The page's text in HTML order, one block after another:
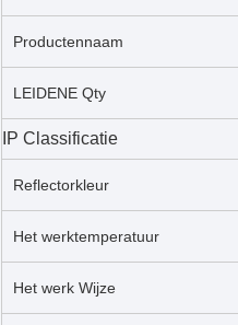
Productennaam
LEIDENE Qty
IP Classificatie
Reflectorkleur
Het werktemperatuur
Het werk Wijze